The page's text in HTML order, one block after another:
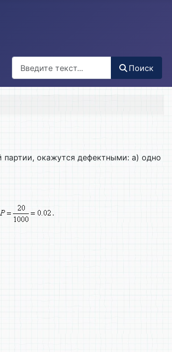
Поиск
партии, окажутся дефектными: а) одно
.